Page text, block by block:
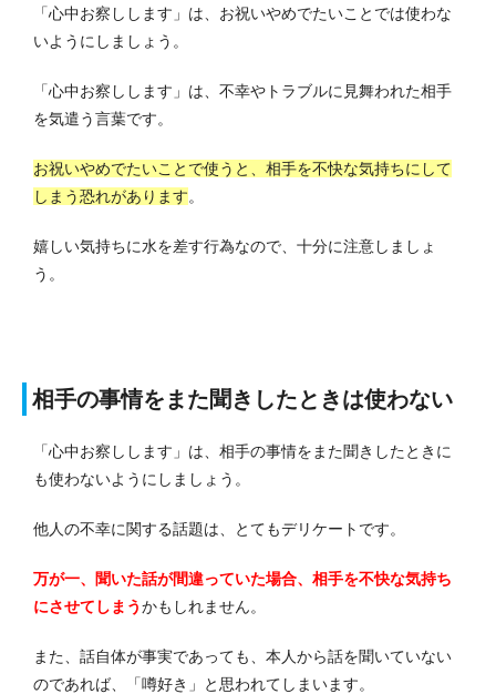
「心中お察しします」は、お祝いやめでたいことでは使わな
いようにしましょう。
「心中お察しします」は、不幸やトラブルに見舞われた相手
を気遣う言葉です。
お祝いやめでたいことで使うと、相手を不快な気持ちにして
しまう恐れがあります。
嬉しい気持ちに水を差す行為なので、十分に注意しましょ
う。
相手の事情をまた聞きしたときは使わない
「心中お察しします」は、相手の事情をまた聞きしたときに
も使わないようにしましょう。
他人の不幸に関する話題は、とてもデリケートです。
万が一、聞いた話が間違っていた場合、相手を不快な気持ち
にさせてしまうかもしれません。
また、話自体が事実であっても、本人から話を聞いていない
のであれば、「噂好き」と思われてしまいます。